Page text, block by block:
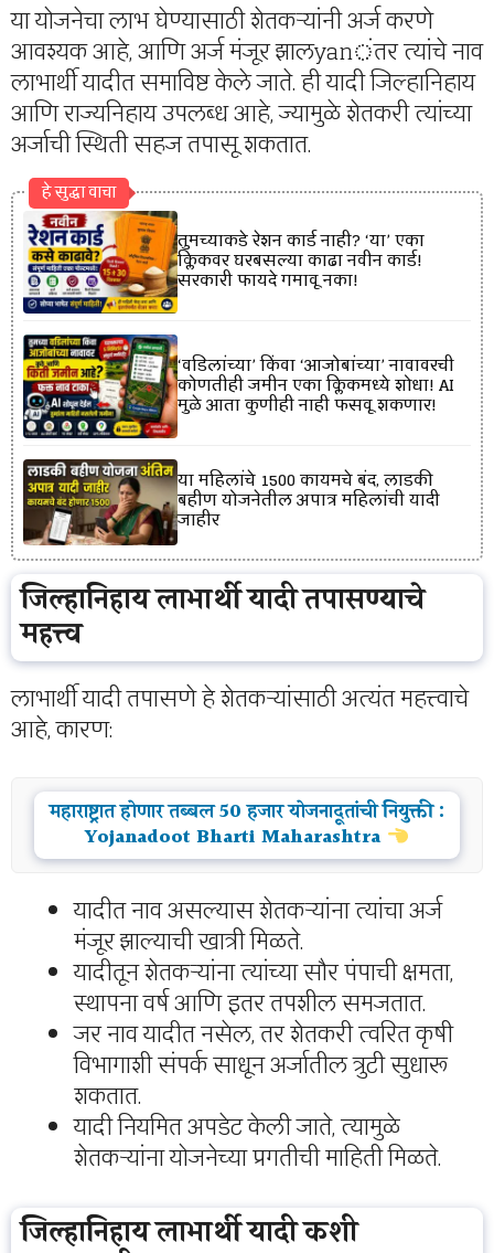
या योजनेचा लाभ घेण्यासाठी शेतकऱ्यांनी अर्ज करणे
आवश्यक आहे, आणि अर्ज मंजूर झालyanंतर त्यांचे नाव
लाभार्थी यादीत समाविष्ट केले जाते. ही यादी जिल्हानिहाय
आणि राज्यनिहाय उपलब्ध आहे, ज्यामुळे शेतकरी त्यांच्या
अर्जाची स्थिती सहज तपासू शकतात.
हे सुद्धा वाचा
तुमच्याकडे रेशन कार्ड नाही? ‘या’ एका
क्लिकवर घरबसल्या काढा नवीन कार्ड!
सरकारी फायदे गमावू नका!
‘वडिलांच्या’ किंवा ‘आजोबांच्या’ नावावरची
कोणतीही जमीन एका क्लिकमध्ये शोधा! AI
मुळे आता कुणीही नाही फसवू शकणार!
या महिलांचे 1500 कायमचे बंद, लाडकी
बहीण योजनेतील अपात्र महिलांची यादी
जाहीर
जिल्हानिहाय लाभार्थी यादी तपासण्याचे
महत्त्व
लाभार्थी यादी तपासणे हे शेतकऱ्यांसाठी अत्यंत महत्त्वाचे
आहे, कारण:
महाराष्ट्रात होणार तब्बल 50 हजार योजनादूतांची नियुक्ती :
Yojanadoot Bharti Maharashtra
यादीत नाव असल्यास शेतकऱ्यांना त्यांचा अर्ज
मंजूर झाल्याची खात्री मिळते.
यादीतून शेतकऱ्यांना त्यांच्या सौर पंपाची क्षमता,
स्थापना वर्ष आणि इतर तपशील समजतात.
जर नाव यादीत नसेल, तर शेतकरी त्वरित कृषी
विभागाशी संपर्क साधून अर्जातील त्रुटी सुधारू
शकतात.
यादी नियमित अपडेट केली जाते, त्यामुळे
शेतकऱ्यांना योजनेच्या प्रगतीची माहिती मिळते.
जिल्हानिहाय लाभार्थी यादी कशी